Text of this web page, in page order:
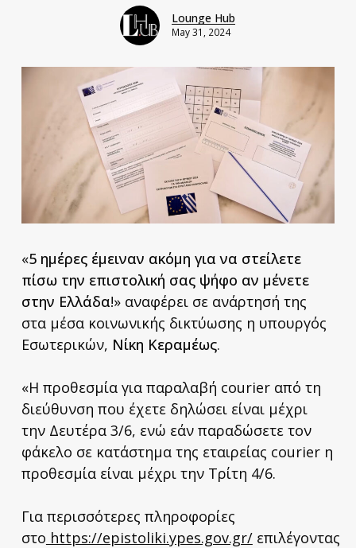
Lounge Hub
May 31, 2024
«5 ημέρες έμειναν ακόμη για να στείλετε
πίσω την επιστολική σας ψήφο αν μένετε
στην Ελλάδα!» αναφέρει σε ανάρτησή της
στα μέσα κοινωνικής δικτύωσης η υπουργός
Εσωτερικών, Νίκη Κεραμέως.
«Η προθεσμία για παραλαβή courier από τη
διεύθυνση που έχετε δηλώσει είναι μέχρι
την Δευτέρα 3/6, ενώ εάν παραδώσετε τον
φάκελο σε κατάστημα της εταιρείας courier η
προθεσμία είναι μέχρι την Τρίτη 4/6.
Για περισσότερες πληροφορίες
στο https://epistoliki.ypes.gov.gr/επιλέγοντας